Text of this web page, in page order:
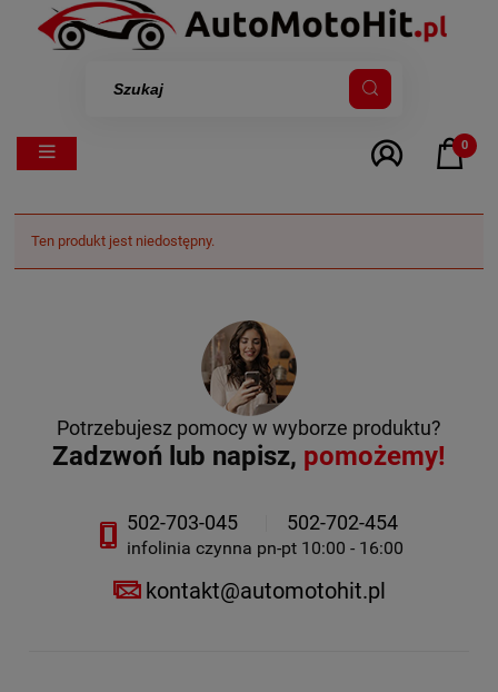
0
Ten produkt jest niedostępny.
Potrzebujesz pomocy w wyborze produktu?
Zadzwoń lub napisz, pomożemy!
502-703-045 502-702-454
infolinia czynna pn-pt 10:00 - 16:00
kontakt@automotohit.pl